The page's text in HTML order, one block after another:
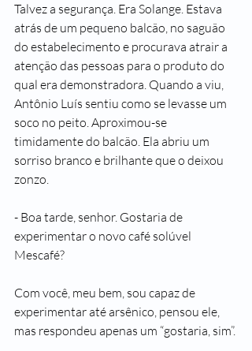
Talvez a segurança. Era Solange. Estava
atrás de um pequeno balcão, no saguão
do estabelecimento e procurava atrair a
atenção das pessoas para o produto do
qual era demonstradora. Quando a viu,
Antônio Luís sentiu como se levasse um
soco no peito. Aproximou-se
timidamente do balcão. Ela abriu um
sorriso branco e brilhante que o deixou
zonzo.
- Boa tarde, senhor. Gostaria de
experimentar o novo café solúvel
Mescafé?
Com você, meu bem, sou capaz de
experimentar até arsênico, pensou ele,
mas respondeu apenas um “gostaria, sim”.